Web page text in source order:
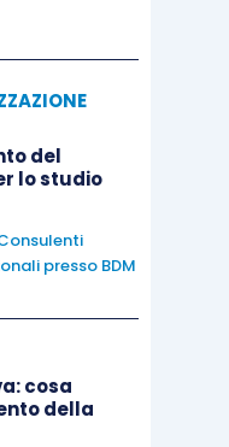
del
lo studio
presso BDM
cosa
della